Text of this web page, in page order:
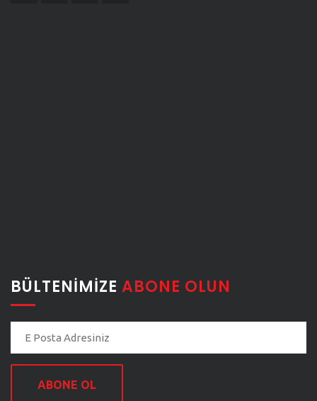
BÜLTENIMIZE ABONE OLUN
ABONE OL